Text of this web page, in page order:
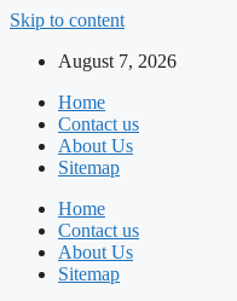
Skip to content
August 7, 2026
Home
Contact us
About Us
Sitemap
Home
Contact us
About Us
Sitemap